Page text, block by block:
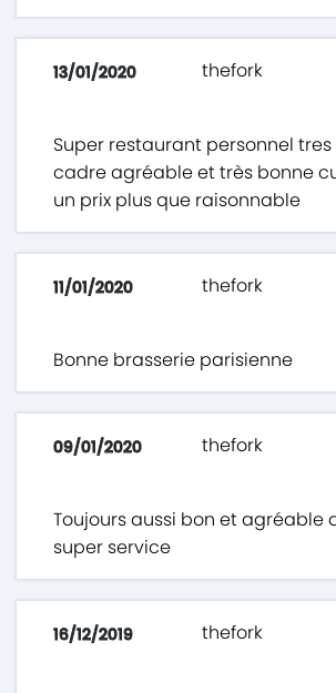
13/01/2020 thefork
Super restaurant personnel
cadre agréable et très bonne
un prix plus que raisonnable
11/01/2020 thefork
Bonne brasserie parisienne
09/01/2020 thefork
Toujours aussi bon et agréable
super service
16/12/2019 thefork